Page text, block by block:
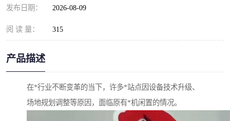
发布日期： 2026-08-09
阅 读 量： 315
产品描述
在*行业不断变革的当下，许多*站点因设备技术升级、
场地规划调整等原因，面临原有*机闲置的情况。